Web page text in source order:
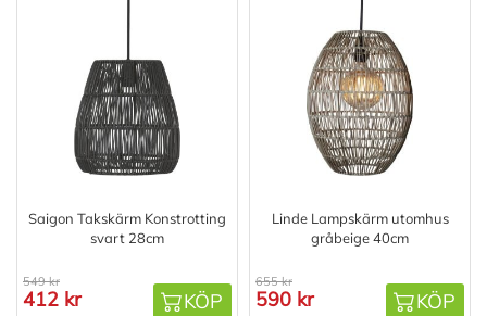
Saigon Takskärm Konstrotting
svart 28cm
549 kr
412 kr KÖP
Linde Lampskärm utomhus
gråbeige 40cm
655 kr
590 kr KÖP